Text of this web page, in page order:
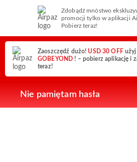
Zdobądź mnóstwo
promocji tylko w aplikacji
Pobierz teraz!
Zaoszczędź dużo!USD 30 OFF użyj
GOBEYOND ! – pobierz aplikację i
teraz!
Nie pamiętam hasła